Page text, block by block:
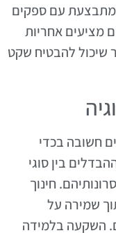
מתבצעת עם ספקים
מציעים אחריות
שיכול להבטיח שקט
חשובה בכדי
בין סוגי
חינוך
שמירה על
השקעה בלמידה